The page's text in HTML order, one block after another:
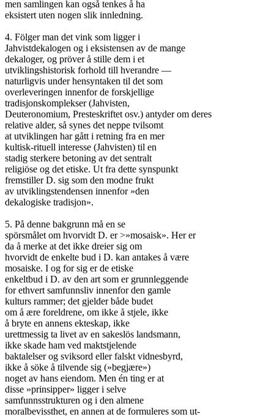
men samlingen kan også tenkes å ha
eksistert uten nogen slik innledning.
4. Fölger man det vink som ligger i
Jahvistdekalogen og i eksistensen av de mange
dekaloger, og pröver å stille dem i et
utviklingshistorisk forhold till hverandre —
naturligvis under hensyntaken til det som
overleveringen innenfor de forskjellige
tradisjonskomplekser (Jahvisten,
Deuteronomium, Presteskriftet osv.) antyder om deres
relative alder, så synes det neppe tvilsomt
at utviklingen har gått i retning fra en mer
kultisk-rituell interesse (Jahvisten) til en
stadig sterkere betoning av det sentralt
religiöse og det etiske. Ut fra dette synspunkt
fremstiller D. sig som den modne frukt
av utviklingstendensen innenfor »den
dekalogiske tradisjon».
5. På denne bakgrunn må en se
spörsmålet om hvorvidt D. er >»mosaisk». Her er
da å merke at det ikke dreier sig om
hvorvidt de enkelte bud i D. kan antakes å være
mosaiske. I og for sig er de etiske
enkeltbud i D. av den art som er grunnleggende
for ethvert samfunnsliv innenfor den gamle
kulturs rammer; det gjelder både budet
om å ære foreldrene, om ikke å stjele, ikke
å bryte en annens ekteskap, ikke
urettmessig ta livet av en sakeslös landsmann,
ikke skade ham ved maktstjelende
baktalelser og sviksord eller falskt vidnesbyrd,
ikke å söke å tilvende sig (»begjære»)
noget av hans eiendom. Men én ting er at
disse »prinsipper» ligger i selve
samfunnsstrukturen og i den almene
moralbevissthet, en annen at de formuleres som ut-